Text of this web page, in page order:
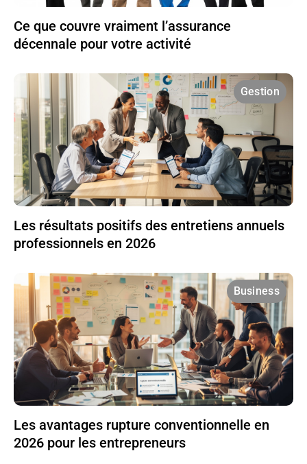
Ce que couvre vraiment l’assurance
décennale pour votre activité
Gestion
Les résultats positifs des entretiens annuels
professionnels en 2026
Business
Les avantages rupture conventionnelle en
2026 pour les entrepreneurs